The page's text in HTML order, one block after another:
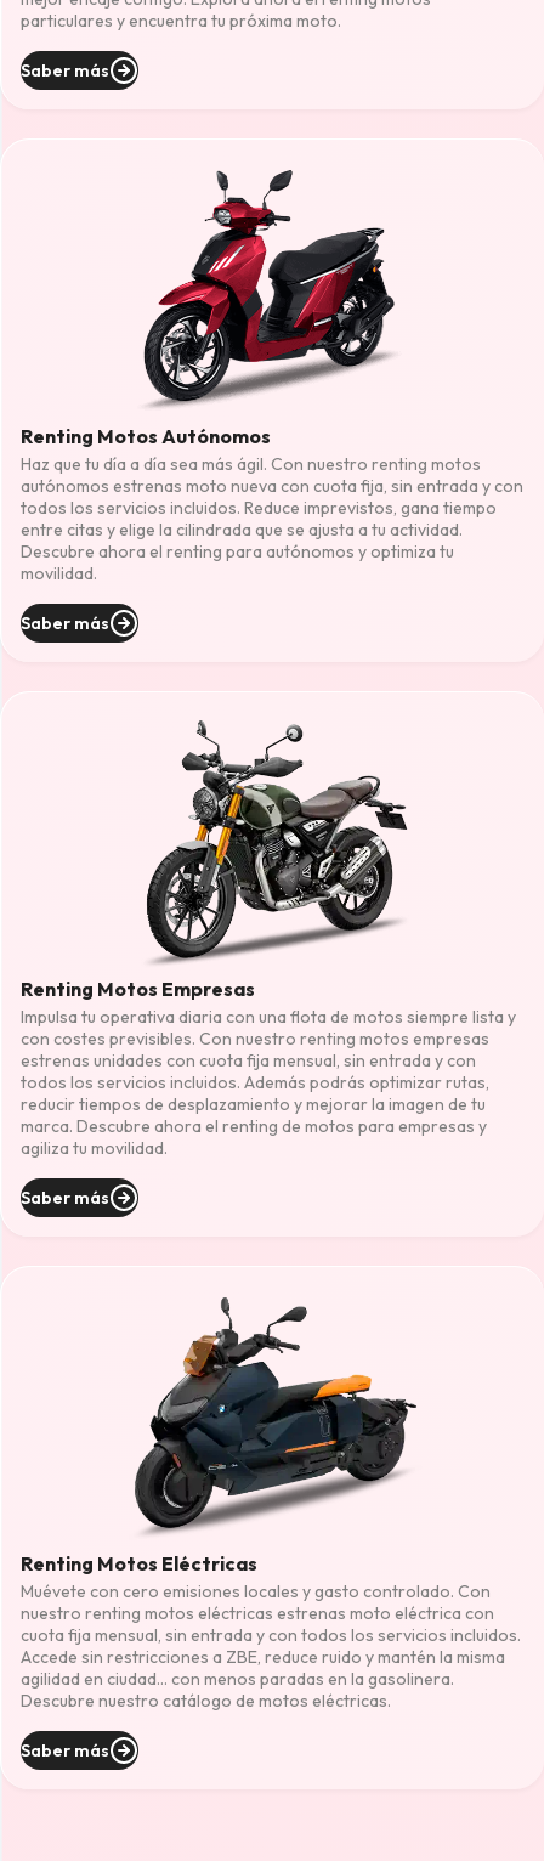
particulares y encuentra tu próxima moto.
Saber más
Renting Motos Autónomos
Haz que tu día a día sea más ágil. Con nuestro renting motos
autónomos estrenas moto nueva con cuota fija, sin entrada y con
todos los servicios incluidos. Reduce imprevistos, gana tiempo
entre citas y elige la cilindrada que se ajusta a tu actividad.
Descubre ahora el renting para autónomos y optimiza tu
movilidad.
Saber más
Renting Motos Empresas
Impulsa tu operativa diaria con una flota de motos siempre lista y
con costes previsibles. Con nuestro renting motos empresas
estrenas unidades con cuota fija mensual, sin entrada y con
todos los servicios incluidos. Además podrás optimizar rutas,
reducir tiempos de desplazamiento y mejorar la imagen de tu
marca. Descubre ahora el renting de motos para empresas y
agiliza tu movilidad.
Saber más
Renting Motos Eléctricas
Muévete con cero emisiones locales y gasto controlado. Con
nuestro renting motos eléctricas estrenas moto eléctrica con
cuota fija mensual, sin entrada y con todos los servicios incluidos.
Accede sin restricciones a ZBE, reduce ruido y mantén la misma
agilidad en ciudad… con menos paradas en la gasolinera.
Descubre nuestro catálogo de motos eléctricas.
Saber más